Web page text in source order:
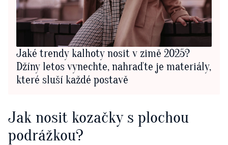
Jaké trendy kalhoty nosit v zimě 2025?
Džíny letos vynechte, nahraďte je materiály,
které sluší každé postavě
Jak nosit kozačky s plochou
podrážkou?